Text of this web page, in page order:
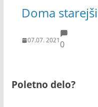
Doma
07.07. 20210
Poletno delo?